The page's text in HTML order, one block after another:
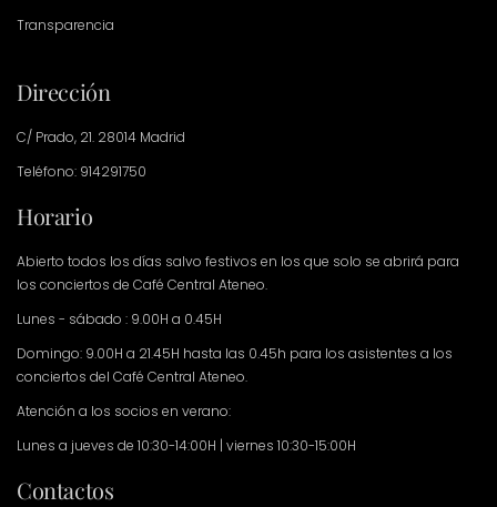
Transparencia
Dirección
C/ Prado, 21. 28014 Madrid
Teléfono: 914291750
Horario
Abierto todos los días salvo festivos en los que solo se abrirá para
los conciertos de Café Central Ateneo.
Lunes - sábado : 9.00H a 0.45H
Domingo: 9.00H a 21.45H hasta las 0.45h para los asistentes a los
conciertos del Café Central Ateneo.
Atención a los socios en verano:
Lunes a jueves de 10:30-14:00H | viernes 10:30-15:00H
Contactos